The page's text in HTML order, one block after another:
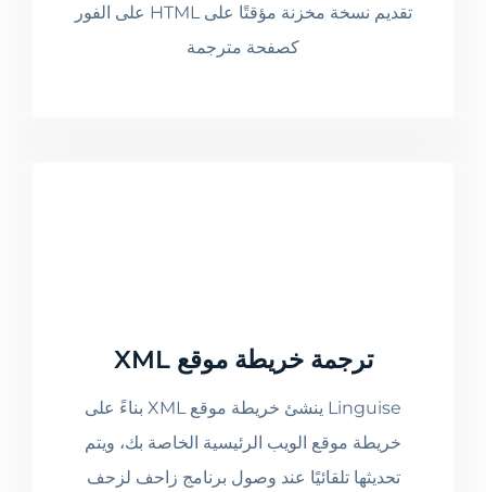
تقديم نسخة مخزنة مؤقتًا على HTML على الفور
كصفحة مترجمة
ترجمة خريطة موقع XML
Linguise ينشئ خريطة موقع XML بناءً على
خريطة موقع الويب الرئيسية الخاصة بك، ويتم
تحديثها تلقائيًا عند وصول برنامج زاحف لزحف